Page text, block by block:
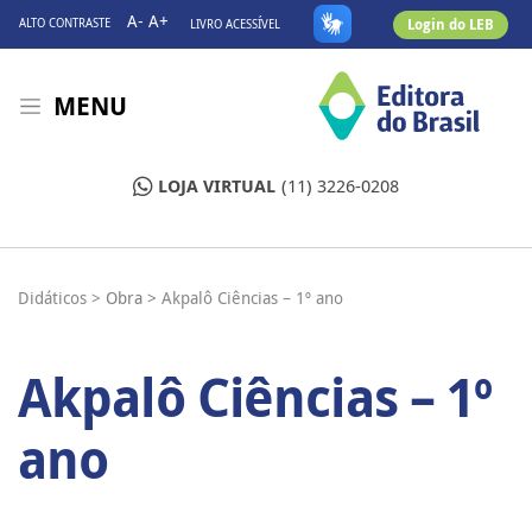
ALTO CONTRASTE A- A+ LIVRO ACESSÍVEL Login do LEB
MENU
LOJA VIRTUAL (11) 3226-0208
Didáticos > Obra > Akpalô Ciências – 1º ano
Akpalô Ciências – 1º
ano